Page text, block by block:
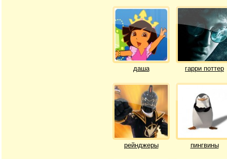
даша гарри поттер
рейнджеры пингвины